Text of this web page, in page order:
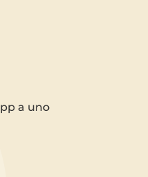
a uno